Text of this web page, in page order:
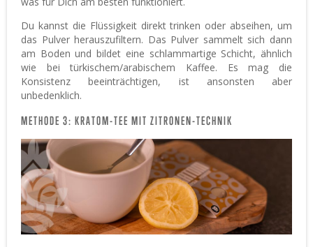
Du kannst die Flüssigkeit direkt trinken oder abseihen, um
das Pulver herauszufiltern. Das Pulver sammelt sich dann
am Boden und bildet eine schlammartige Schicht, ähnlich
wie bei türkischem/arabischem Kaffee. Es mag die
Konsistenz beeinträchtigen, ist ansonsten aber
unbedenklich.
METHODE 3: KRATOM-TEE MIT ZITRONEN-TECHNIK